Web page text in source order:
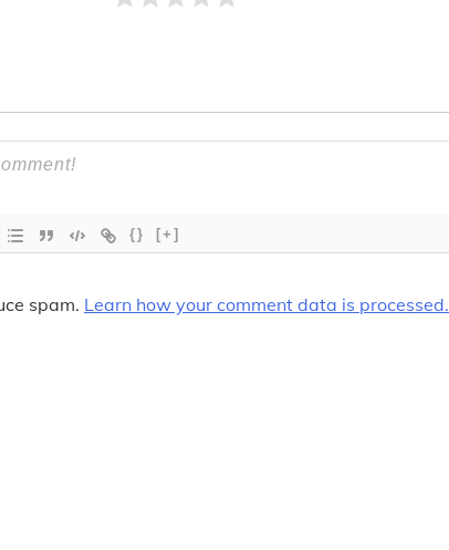
{} [+]
spam. Learn how your comment data is processed.